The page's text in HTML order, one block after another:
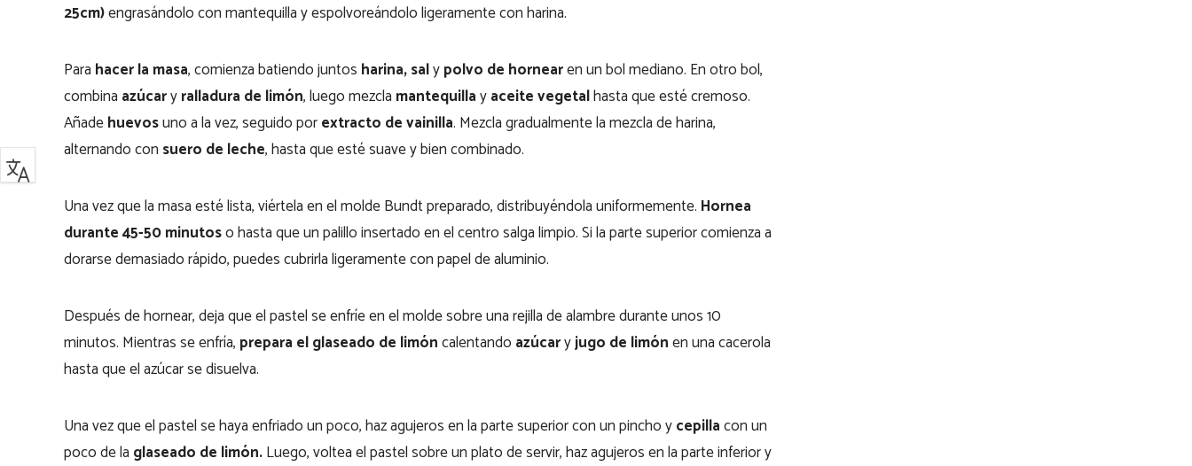
25cm)engrasándolo con mantequilla y espolvoreándolo ligeramente con harina.
Para hacer la masa, comienza batiendo juntos harina,salypolvo de hornearen un bol mediano. En otro bol,
combina azúcaryralladura de limón, luego mezcla mantequillayaceite vegetalhasta que esté cremoso.
Añadehuevosuno a la vez, seguido porextracto de vainilla. Mezcla gradualmente la mezcla de harina,
alternando con suero de leche, hasta que esté suave y bien combinado.
Una vez que la masa esté lista, viértela en el molde Bundt preparado, distribuyéndola uniformemente. Hornea
durante 45-50 minutoso hasta que un palillo insertado en el centro salga limpio. Si la parte superior comienza a
dorarse demasiado rápido, puedes cubrirla ligeramente con papel de aluminio.
Después de hornear, deja que el pastel se enfríe en el molde sobre una rejilla de alambre durante unos 10
minutos. Mientras se enfría, prepara el glaseado de limóncalentando azúcaryjugo de limónen una cacerola
hasta que el azúcar se disuelva.
Una vez que el pastel se haya enfriado un poco, haz agujeros en la parte superior con un pincho ycepillacon un
poco de la glaseado de limón.Luego, voltea el pastel sobre un plato de servir, haz agujeros en la parte inferior y